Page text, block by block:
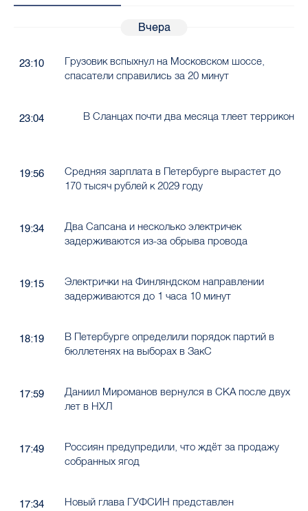
Грузовик вспыхнул на Московском шоссе,
В Сланцах почти два месяца тлеет террикон
Два Сапсана и несколько электричек
Электрички на Финляндском направлении
В Петербурге определили порядок партий в
Даниил Мироманов вернулся в СКА после двух
Новый глава ГУФСИН представлен